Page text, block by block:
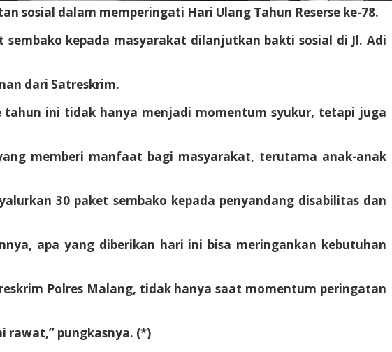
sosial dalam memperingati Hari Ulang Tahun Reserse ke-78.
kepada masyarakat dilanjutkan bakti sosial di Jl. Adi
dari Satreskrim.
tahun ini tidak hanya menjadi momentum syukur, tetapi juga
memberi manfaat bagi masyarakat, terutama anak-anak
30 paket sembako kepada penyandang disabilitas dan
apa yang diberikan hari ini bisa meringankan kebutuhan
Polres Malang, tidak hanya saat momentum peringatan
rawat,” pungkasnya. (*)